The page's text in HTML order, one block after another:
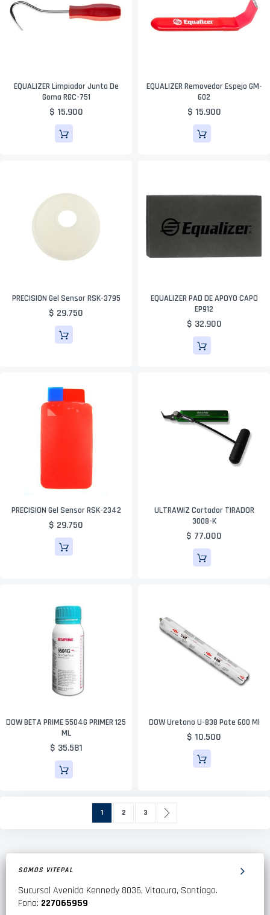
EQUALIZER Limpiador Junta De
Goma RGC-751
$ 15.900
EQUALIZER Removedor Espejo GM-
602
$ 15.900
PRECISION Gel Sensor RSK-3795
$ 29.750
EQUALIZER PAD DE APOYO CAPO
EP912
$ 32.900
PRECISION Gel Sensor RSK-2342
$ 29.750
ULTRAWIZ Cortador TIRADOR
3008-K
$ 77.000
DOW BETA PRIME 5504G PRIMER 125
ML
$ 35.581
DOW Uretano U-838 Pate 600 Ml
$ 10.500
Actualmente estás leyendo página
1 Página
2 Página
3
SOMOS VITEPAL
Sucursal Avenida Kennedy 8036, Vitacura, Santiago.
Fono: 227065959